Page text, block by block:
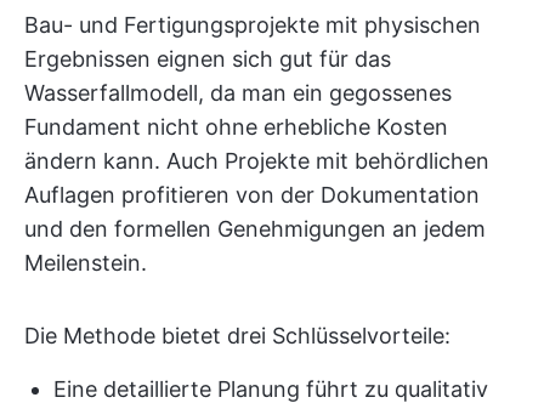
Bau- und Fertigungsprojekte mit physischen
Ergebnissen eignen sich gut für das
Wasserfallmodell, da man ein gegossenes
Fundament nicht ohne erhebliche Kosten
ändern kann. Auch Projekte mit behördlichen
Auflagen profitieren von der Dokumentation
und den formellen Genehmigungen an jedem
Meilenstein.
Die Methode bietet drei Schlüsselvorteile:
Eine detaillierte Planung führt zu qualitativ